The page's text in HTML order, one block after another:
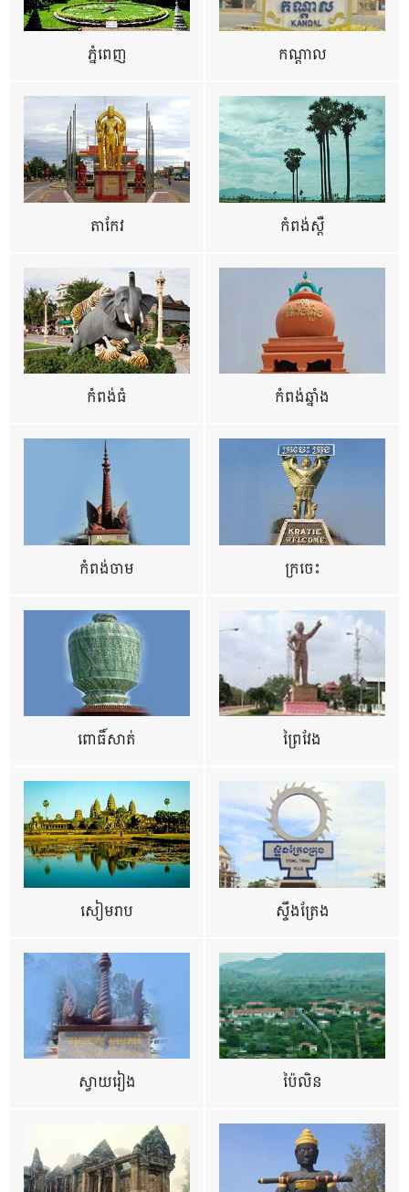
ភ្នំពេញ កណ្តាល
តាកែវ កំពង់ស្ពឺ
កំពង់ធំ កំពង់ឆ្នាំង
កំពង់ចាម ក្រចេះ
ពោធិ៍សាត់ ព្រៃវែង
សៀមរាប ស្ទឹងត្រែង
ស្វាយរៀង ប៉ៃលិន